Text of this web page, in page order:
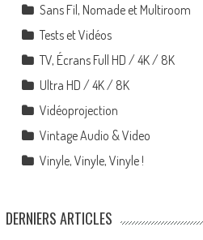
Sans Fil, Nomade et Multiroom
Tests et Vidéos
TV, Écrans Full HD / 4K / 8K
Ultra HD / 4K / 8K
Vidéoprojection
Vintage Audio & Video
Vinyle, Vinyle, Vinyle !
DERNIERS ARTICLES